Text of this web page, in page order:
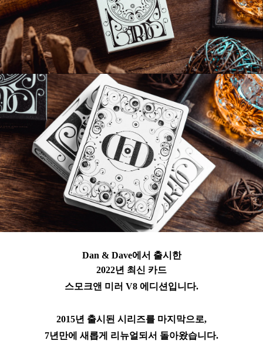
Dan & Dave에서 출시한
2022년 최신 카드
스모크앤 미러 V8 에디션입니다.
2015년 출시된 시리즈를 마지막으로,
7년만에 새롭게 리뉴얼되서 돌아왔습니다.